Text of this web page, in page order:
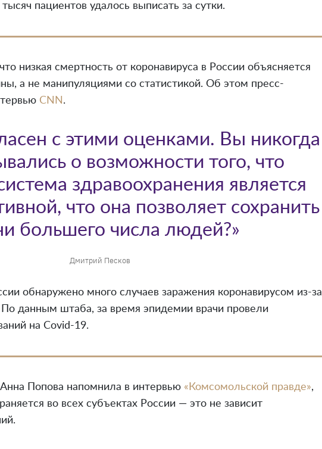
пациентов удалось выписать за сутки.
низкая смертность от коронавируса в России объясняется
а не манипуляциями со статистикой. Об этом пресс-
CNN .
Дмитрий Песков
с этими оценками. Вы никогда
о возможности того, что
здравоохранения является
что она позволяет сохранить
большего числа людей?»
обнаружено много случаев заражения коронавирусом из-за
По данным штаба, за время эпидемии врачи провели
на Covid-19.
Анна Попова напомнила в интервью «Комсомольской правде»,
во всех субъектах России — это не зависит